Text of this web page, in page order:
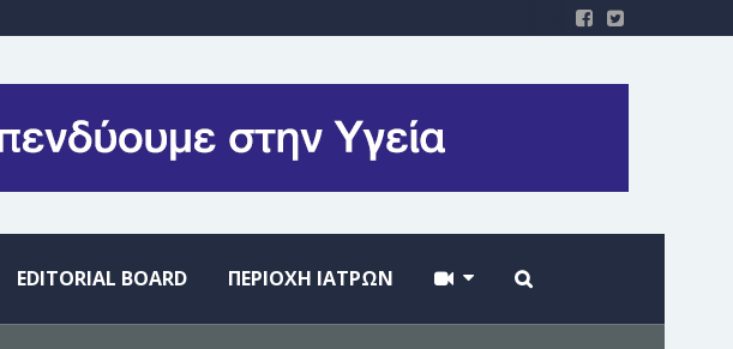
EDITORIAL BOARD ΠΕΡΙΟΧΗ ΙΑΤΡΩΝ